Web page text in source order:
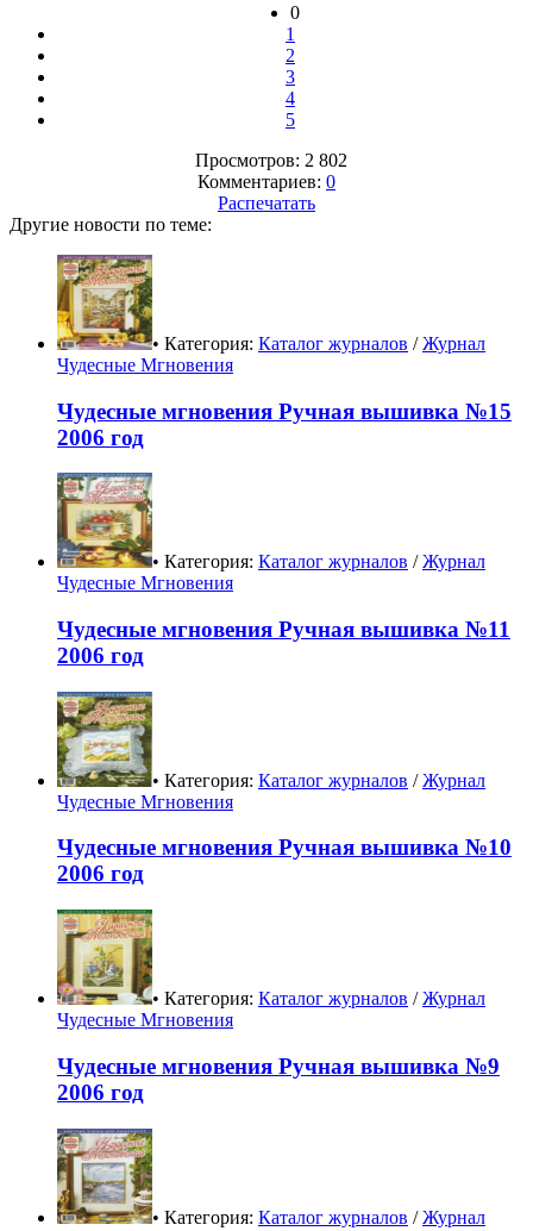
0
1
2
3
4
5
Просмотров: 2 802
Комментариев: 0
Распечатать
Другие новости по теме:
• Категория: Каталог журналов /Журнал
Чудесные Мгновения
Чудесные мгновения Ручная вышивка №15
2006 год
• Категория: Каталог журналов /Журнал
Чудесные Мгновения
Чудесные мгновения Ручная вышивка №11
2006 год
• Категория: Каталог журналов /Журнал
Чудесные Мгновения
Чудесные мгновения Ручная вышивка №10
2006 год
• Категория: Каталог журналов /Журнал
Чудесные Мгновения
Чудесные мгновения Ручная вышивка №9
2006 год
• Категория: Каталог журналов /Журнал